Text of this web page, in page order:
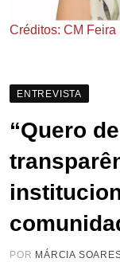
Créditos: CM Feira
ENTREVISTA
“Quero
POR MÁRCIA